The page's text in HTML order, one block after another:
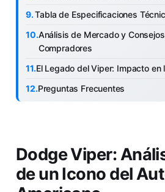
Tabla de Especificaciones
Análisis de Mercado y
Compradores
El Legado del Viper: Impacto en
Preguntas Frecuentes
Dodge Viper:
de un Icono del